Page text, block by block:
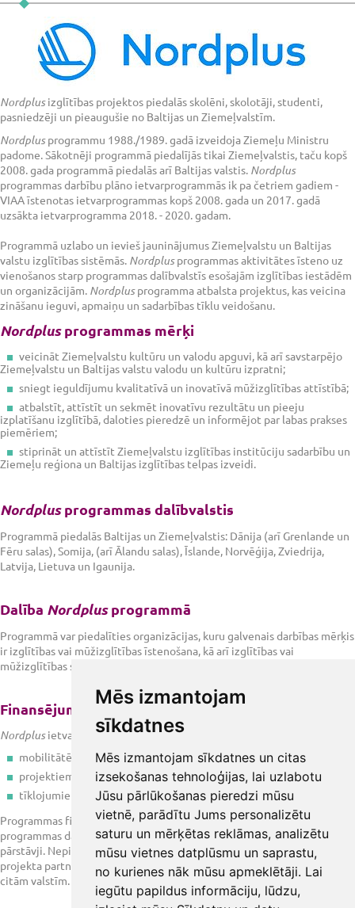
Mēs izmantojam
sīkdatnes
Mēs izmantojam sīkdatnes un citas
izsekošanas tehnoloģijas, lai uzlabotu
Jūsu pārlūkošanas pieredzi mūsu
vietnē, parādītu Jums personalizētu
saturu un mērķētas reklāmas, analizētu
mūsu vietnes datplūsmu un saprastu,
no kurienes nāk mūsu apmeklētāji. Lai
iegūtu papildus informāciju, lūdzu,
Nordplusizglītības projektos piedalās skolēni, skolotāji, studenti,
pasniedzēji un pieaugušie no Baltijas un Ziemeļvalstīm.
Nordplusprogrammu 1988./1989. gadā izveidoja Ziemeļu Ministru
padome. Sākotnēji programmā piedalījās tikai Ziemeļvalstis, taču kopš
2008. gada programmā piedalās arī Baltijas valstis. Nordplus
programmas darbību plāno ietvarprogrammās ik pa četriem gadiem -
VIAA īstenotas ietvarprogrammas kopš 2008. gada un 2017. gadā
uzsākta ietvarprogramma 2018. - 2020. gadam.
Programmā uzlabo un ievieš jauninājumus Ziemeļvalstu un Baltijas
valstu izglītības sistēmās. Nordplusprogrammas aktivitātes īsteno uz
vienošanos starp programmas dalībvalstīs esošajām izglītības iestādēm
un organizācijām. Nordplusprogramma atbalsta projektus, kas veicina
zināšanu ieguvi, apmaiņu un sadarbības tīklu veidošanu.
Nordplusprogrammas mērķi
veicināt Ziemeļvalstu kultūru un valodu apguvi, kā arī savstarpējo
Ziemeļvalstu un Baltijas valstu valodu un kultūru izpratni;
sniegt ieguldījumu kvalitatīvā un inovatīvā mūžizglītības attīstībā;
atbalstīt, attīstīt un sekmēt inovatīvu rezultātu un pieeju
izplatīšanu izglītībā, daloties pieredzē un informējot par labas prakses
piemēriem;
stiprināt un attīstīt Ziemeļvalstu izglītības institūciju sadarbību un
Ziemeļu reģiona un Baltijas izglītības telpas izveidi.
Nordplusprogrammas dalībvalstis
Programmā piedalās Baltijas un Ziemeļvalstis: Dānija (arī Grenlande un
Fēru salas), Somija, (arī Ālandu salas), Īslande, Norvēģija, Zviedrija,
Latvija, Lietuva un Igaunija.
Dalība Nordplusprogrammā
Programmā var piedalīties organizācijas, kuru galvenais darbības mērķis
ir izglītības vai mūžizglītības īstenošana, kā arī izglītības vai
mūžizglītības sfērā strādājošie. Projektus iesniedz juridiskas personas.
Finansējuma piešķiršana
Nordplusietvarprogrammā atbalstu piešķir šādām aktivitātēm:
mobilitātēm;
projektiem;
tīklojumiem.
Programmas finansējumu piešķir aktivitātēm, kuras norisinās kādā no
programmas dalībvalstīm un kuras īsteno programmas dalībvalstu
pārstāvji. Nepieciešamības gadījumā, ja tas ir lietderīgi tīklojumam vai
projekta partneriem, aktivitāšu īstenošanā var piedalīties dalībnieki no
citām valstīm.